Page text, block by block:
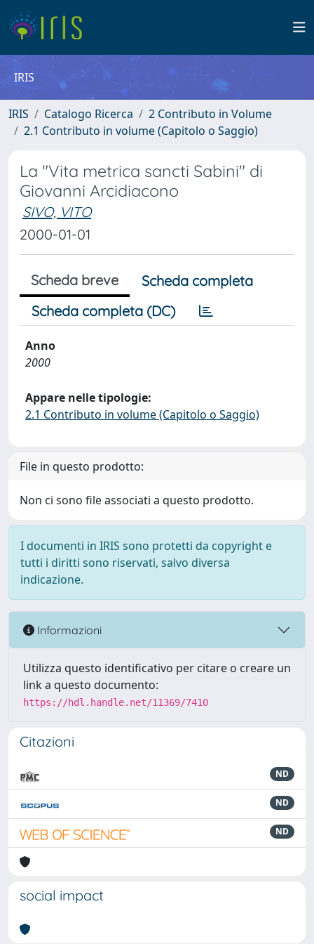
IRIS
IRIS Catalogo Ricerca
2 Contributo in Volume
2.1 Contributo in volume (Capitolo o Saggio)
La "Vita metrica sancti Sabini" di
Giovanni Arcidiacono
SIVO, VITO
2000-01-01
Scheda breve
Scheda completa
Scheda completa (DC)
Anno
2000
Appare nelle tipologie:
2.1 Contributo in volume (Capitolo o Saggio)
File in questo prodotto:
Non ci sono file associati a questo prodotto.
I documenti in IRIS sono protetti da copyright e
tutti i diritti sono riservati, salvo diversa
indicazione.
Informazioni
Utilizza questo identificativo per citare o creare un
link a questo documento:
https://hdl.handle.net/11369/7410
Citazioni
ND
ND
ND
social impact